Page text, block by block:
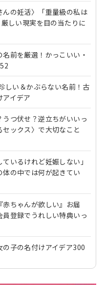
んの妊活〉「重量級の私は
しい現実を目の当たりに
前を厳選！かっこいい・
しい＆かぶらない名前！古
イデア
つ伏せ？逆立ちがいいっ
ックス〉で大切なこと
ているけれど妊娠しない」
の中では何が起きてい
ちゃんが欲しい』お届
登録でうれしい特典いっ
子の名付けアイデア300